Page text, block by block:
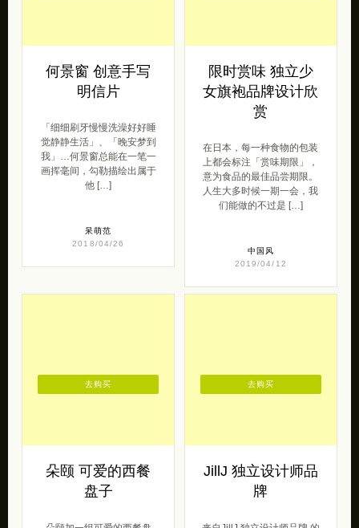
何景窗 创意手写
明信片
「细细刷牙慢慢洗澡好好睡
觉静静生活」、「晚安梦到
我」…何景窗总能在一笔一
画挥毫间，勾勒描绘出属于
他 […]
呆萌范
2018/04/26
限时赏味 独立少
女旗袍品牌设计欣
赏
在日本，每一种食物的包装
上都会标注「赏味期限」，
意为食品的最佳品尝期限。
人生大多时候一期一会，我
们能做的不过是 […]
中国风
2019/04/12
朵颐 可爱的西餐
盘子
去购买
JillJ 独立设计师品
牌
去购买